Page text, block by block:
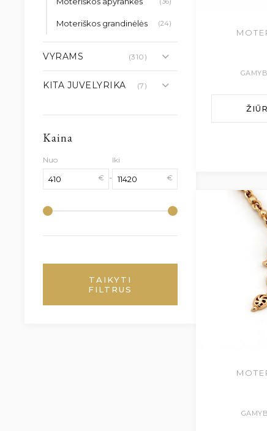
Moteriškos grandinėlės (24)
VYRAMS (310)
KITA JUVELYRIKA (7)
Kaina
Nuo
€
-
Iki
€
TAIKYTI
FILTRUS